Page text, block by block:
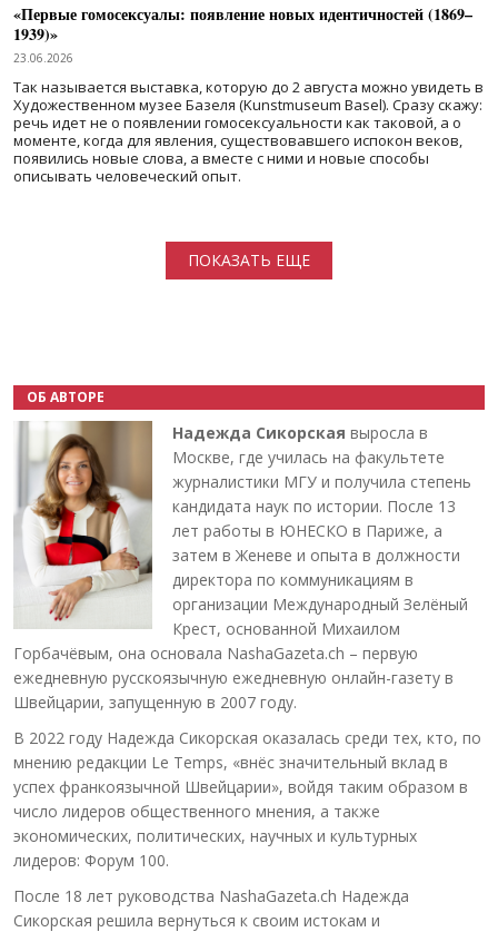
«Первые гомосексуалы: появление новых идентичностей (1869–
1939)»
23.06.2026
Так называется выставка, которую до 2 августа можно увидеть в
Художественном музее Базеля (Kunstmuseum Basel). Сразу скажу:
речь идет не о появлении гомосексуальности как таковой, а о
моменте, когда для явления, существовавшего испокон веков,
появились новые слова, а вместе с ними и новые способы
описывать человеческий опыт.
ПОКАЗАТЬ ЕЩЕ
ОБ АВТОРЕ
Надежда Сикорская выросла в
Москве, где училась на факультете
журналистики МГУ и получила степень
кандидата наук по истории. После 13
лет работы в ЮНЕСКО в Париже, а
затем в Женеве и опыта в должности
директора по коммуникациям в
организации Международный Зелёный
Крест, основанной Михаилом
Горбачёвым, она основала NashaGazeta.ch – первую
ежедневную русскоязычную ежедневную онлайн-газету в
Швейцарии, запущенную в 2007 году.
В 2022 году Надежда Сикорская оказалась среди тех, кто, по
мнению редакции Le Temps, «внёс значительный вклад в
успех франкоязычной Швейцарии», войдя таким образом в
число лидеров общественного мнения, а также
экономических, политических, научных и культурных
лидеров: Форум 100.
После 18 лет руководства NashaGazeta.ch Надежда
Сикорская решила вернуться к своим истокам и